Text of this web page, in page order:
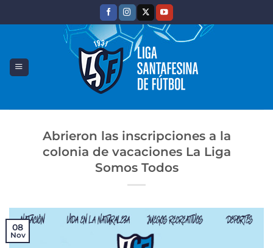
Abrieron las inscripciones a la
colonia de vacaciones La Liga
Somos Todos
08
Nov